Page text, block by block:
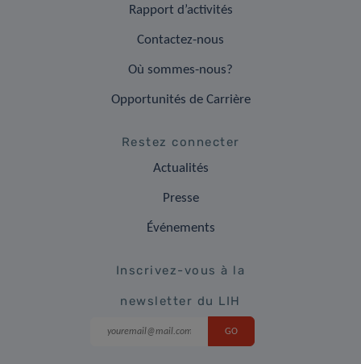
Rapport d’activités
Contactez-nous
Où sommes-nous?
Opportunités de Carrière
Restez connecter
Actualités
Presse
Événements
Inscrivez-vous à la
newsletter du LIH